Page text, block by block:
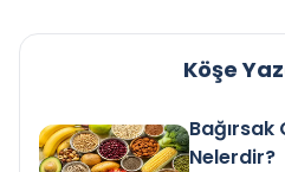
Köşe
Bağırsak
Nelerdir?